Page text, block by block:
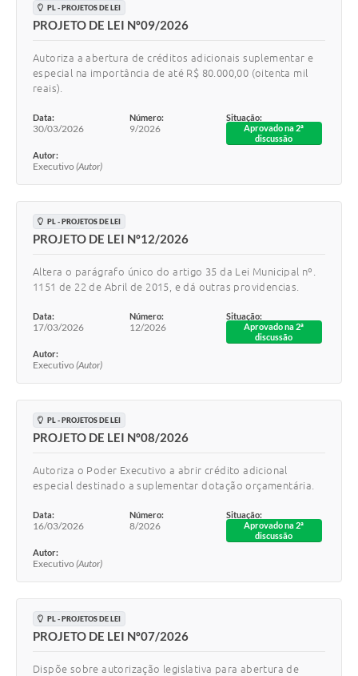
PL - PROJETOS DE LEI
PROJETO DE LEI Nº09/2026
Autoriza a abertura de créditos adicionais suplementar e
especial na importância de até R$ 80.000,00 (oitenta mil
reais).
Data:
30/03/2026
Número:
9/2026
Situação:
Aprovado na 2ª
discussão
Autor:
Executivo (Autor)
PL - PROJETOS DE LEI
PROJETO DE LEI Nº12/2026
Altera o parágrafo único do artigo 35 da Lei Municipal nº.
1151 de 22 de Abril de 2015, e dá outras providencias.
Data:
17/03/2026
Número:
12/2026
Situação:
Aprovado na 2ª
discussão
Autor:
Executivo (Autor)
PL - PROJETOS DE LEI
PROJETO DE LEI Nº08/2026
Autoriza o Poder Executivo a abrir crédito adicional
especial destinado a suplementar dotação orçamentária.
Data:
16/03/2026
Número:
8/2026
Situação:
Aprovado na 2ª
discussão
Autor:
Executivo (Autor)
PL - PROJETOS DE LEI
PROJETO DE LEI Nº07/2026
Dispõe sobre autorização legislativa para abertura de